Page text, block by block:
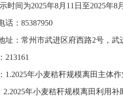
时间为2025年8月11日至2025年8
：85387950
：常州市武进区府西路2号，武
年小麦秸秆规模离田主体作
小麦秸秆规模离田利用补助